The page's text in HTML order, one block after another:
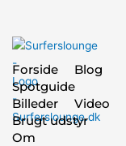
Forside
Blog
Spotguide
Billeder
Video
Brugt udstyr
Om